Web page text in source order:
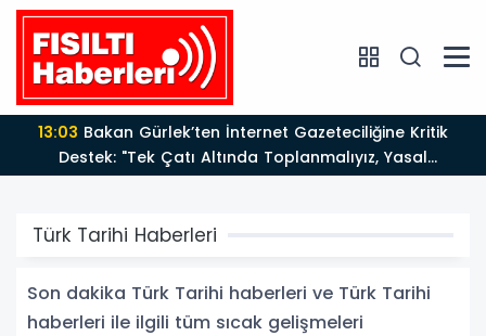
13:03
Destek: "Tek Çatı Altında Toplanmalıyız, Yasal
Düzenlemeye Hazırız"
Türk Tarihi Haberleri
Son dakika Türk Tarihi haberleri ve Türk Tarihi
haberleri ile ilgili tüm sıcak gelişmeleri